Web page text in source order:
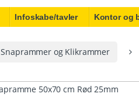
Infoskabe/tavler Kontor og
Snaprammer og Klikrammer